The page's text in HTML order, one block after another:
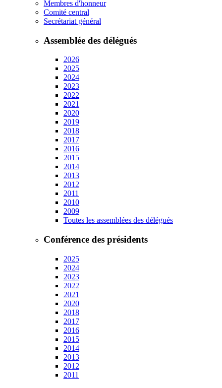
Membres d'honneur
Comité central
Secrétariat général
Assemblée des délégués
2026
2025
2024
2023
2022
2021
2020
2019
2018
2017
2016
2015
2014
2013
2012
2011
2010
2009
Toutes les assemblées des délégués
Conférence des présidents
2025
2024
2023
2022
2021
2020
2018
2017
2016
2015
2014
2013
2012
2011